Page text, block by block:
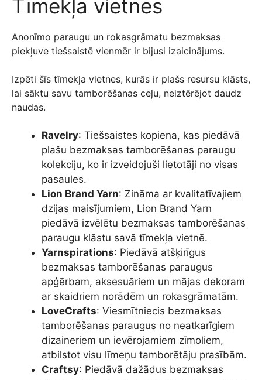
Tīmekļa vietnes
Anonīmo paraugu un rokasgrāmatu bezmaksas
piekļuve tiešsaistē vienmēr ir bijusi izaicinājums.
Izpēti šīs tīmekļa vietnes, kurās ir plašs resursu klāsts,
lai sāktu savu tamborēšanas ceļu, neiztērējot daudz
naudas.
Ravelry: Tiešsaistes kopiena, kas piedāvā
plašu bezmaksas tamborēšanas paraugu
kolekciju, ko ir izveidojuši lietotāji no visas
pasaules.
Lion Brand Yarn: Zināma ar kvalitatīvajiem
dzijas maisījumiem, Lion Brand Yarn
piedāvā izvēlētu bezmaksas tamborēšanas
paraugu klāstu savā tīmekļa vietnē.
Yarnspirations: Piedāvā atšķirīgus
bezmaksas tamborēšanas paraugus
apģērbam, aksesuāriem un mājas dekoram
ar skaidriem norādēm un rokasgrāmatām.
LoveCrafts: Viesmītniecis bezmaksas
tamborēšanas paraugus no neatkarīgiem
dizaineriem un ievērojamiem zīmoliem,
atbilstot visu līmeņu tamborētāju prasībām.
Craftsy: Piedāvā dažādus bezmaksas